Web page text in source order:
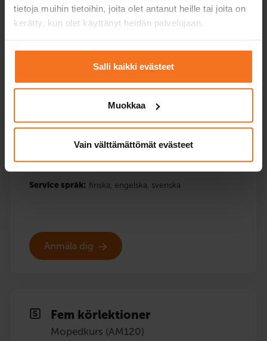
tietoja muihin tietoihin, joita olet antanut heille tai joita on
kerätty, kun olet käyttänyt heidän palvelujaan.
Salli kaikki evästeet
Muokkaa
Vain välttämättömät evästeet
Anmäla dig
Mopedkurs (AM120)
Du kan också betala via avbetalning
Tre (3) extra körlektioner med bilskolans moped.
Service språk: finska, engelska, svenska
Anmäla dig
Fem körlektioner
Mopedkurs (AM120)